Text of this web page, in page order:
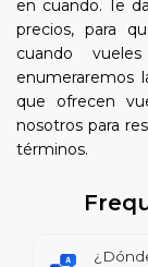
en cuando. Te
precios, para
cuando
enumeraremos
que ofrecen
nosotros para
términos.